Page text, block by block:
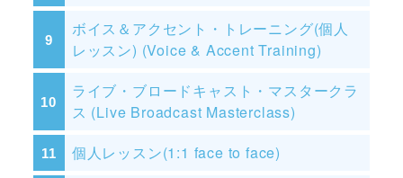
ボイス＆アクセント・トレーニング(個人
レッスン) (Voice & Accent Training)
ライブ・ブロードキャスト・マスタークラ
ス (Live Broadcast Masterclass)
個人レッスン(1:1 face to face)